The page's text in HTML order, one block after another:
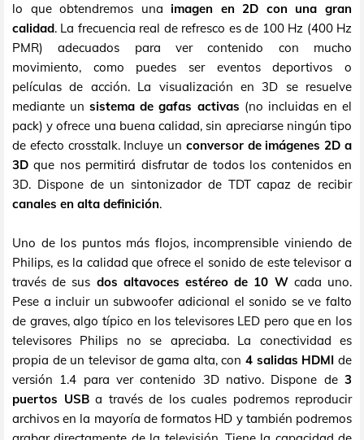
lo que obtendremos una imagen en 2D con una gran
calidad. La frecuencia real de refresco es de 100 Hz (400 Hz
PMR) adecuados para ver contenido con mucho
movimiento, como puedes ser eventos deportivos o
películas de acción. La visualización en 3D se resuelve
mediante unsistema de gafas activas (no incluidas en el
pack) y ofrece una buena calidad, sin apreciarse ningún tipo
de efecto crosstalk. Incluye un conversor de imágenes 2D a
3D que nos permitirá disfrutar de todos los contenidos en
3D. Dispone de un sintonizador de TDT capaz de recibir
canales en alta definición.
Uno de los puntos más flojos, incomprensible viniendo de
Philips, es la calidad que ofrece el sonido de este televisor a
través de sus dos altavoces estéreo de 10 Wcada uno.
Pese a incluir un subwoofer adicional el sonido se ve falto
de graves, algo típico en los televisores LED pero que en los
televisores Philips no se apreciaba. La conectividad es
propia de un televisor de gama alta, con4 salidas HDMI de
versión 1.4 para ver contenido 3D nativo. Dispone de 3
puertos USBa través de los cuales podremos reproducir
archivos en la mayoría de formatos HD y también podremos